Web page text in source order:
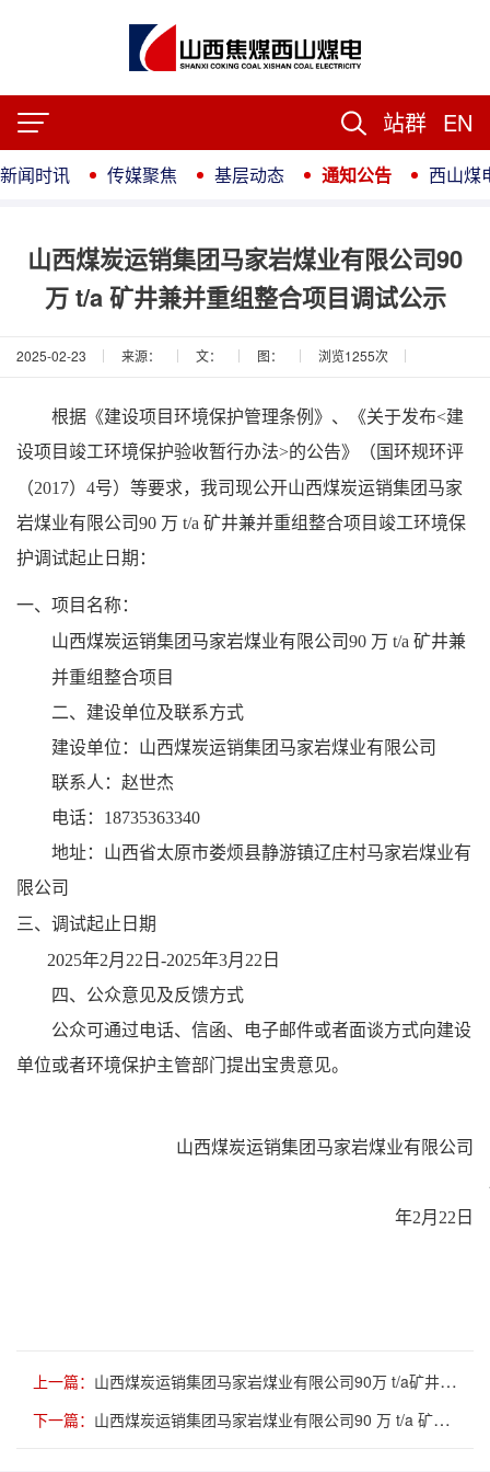
站群 EN
新闻时讯 传媒聚焦 基层动态 通知公告 西山煤
山西煤炭运销集团马家岩煤业有限公司90
万 t/a 矿井兼并重组整合项目调试公示
2025-02-23 来源： 文： 图： 浏览1255次
根据《建设项目环境保护管理条例》、《关于发布<建
设项目竣工环境保护验收暂行办法>的公告》（国环规环评
（2017） 4号）等要求，我司现公开山西煤炭运销集团马家
岩煤业有限公司90 万 t/a 矿井兼并重组整合项目竣工环境保
护调试起止日期：
一、 项目名称：
山西煤炭运销集团马家岩煤业有限公司90 万 t/a 矿井兼
并重组整合项目
二、建设单位及联系方式
建设单位：山西煤炭运销集团马家岩煤业有限公司
联系人：赵世杰
电话：18735363340
地址：山西省太原市娄烦县静游镇辽庄村马家岩煤业有
限公司
三、
调试起止日期
2025年2月 22 日-2025年3月 22 日
四、公众意见及反馈方式
公众可通过电话、信函、电子邮件或者面谈方式向建设
单位或者环境保护主管部门提出宝贵意见。
山西煤炭运销集团马家岩煤业有限公司
年2月 22 日
上一篇： 山西煤炭运销集团马家岩煤业有限公司90万 t/a矿井兼并重组整 合项目竣工环境保护验收公示
下一篇： 山西煤炭运销集团马家岩煤业有限公司90 万 t/a 矿井兼并重组整合项目竣工公示